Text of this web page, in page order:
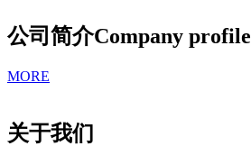
公司简介Company profile
MORE
关于我们